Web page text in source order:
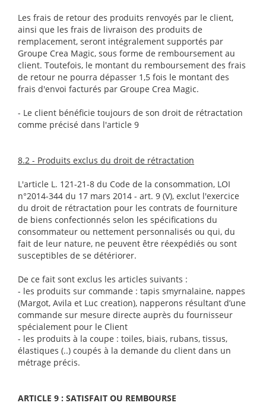
Les frais de retour des produits renvoyés par le client,
ainsi que les frais de livraison des produits de
remplacement, seront intégralement supportés par
Groupe Crea Magic, sous forme de remboursement au
client. Toutefois, le montant du remboursement des frais
de retour ne pourra dépasser 1,5 fois le montant des
frais d'envoi facturés par Groupe Crea Magic.
- Le client bénéficie toujours de son droit de rétractation
comme précisé dans l'article 9
8.2 - Produits exclus du droit de rétractation
L'article L. 121-21-8 du Code de la consommation, LOI
n°2014-344 du 17 mars 2014 - art. 9 (V), exclut l'exercice
du droit de rétractation pour les contrats de fourniture
de biens confectionnés selon les spécifications du
consommateur ou nettement personnalisés ou qui, du
fait de leur nature, ne peuvent être réexpédiés ou sont
susceptibles de se détériorer.
De ce fait sont exclus les articles suivants :
- les produits sur commande : tapis smyrnalaine, nappes
(Margot, Avila et Luc creation), napperons résultant d’une
commande sur mesure directe auprès du fournisseur
spécialement pour le Client
- les produits à la coupe : toiles, biais, rubans, tissus,
élastiques (..) coupés à la demande du client dans un
métrage précis.
ARTICLE 9 : SATISFAIT OU REMBOURSE